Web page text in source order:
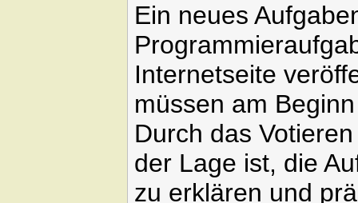
Ein neues
Internetseite
müssen am
Durch das
der Lage ist, die
zu erklären und